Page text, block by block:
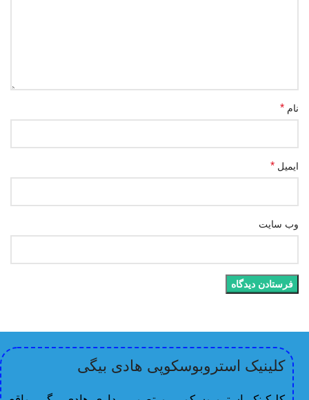
نام *
ایمیل *
وب‌ سایت
کلینیک استروبوسکوپی هادی بیگی